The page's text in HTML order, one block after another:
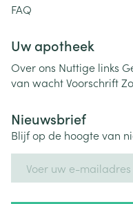
FAQ
Uw apotheek
Over ons Nuttige links
van wachtVoorschrift
Nieuwsbrief
Blijf op de hoogte van